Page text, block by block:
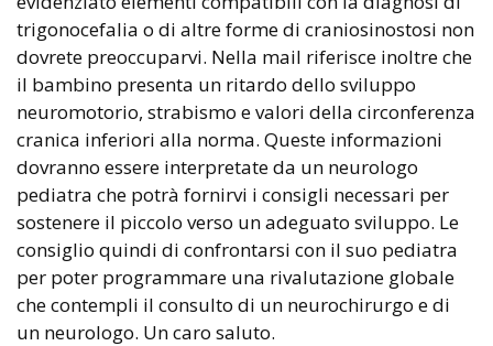
trigonocefalia o di altre forme di craniosinostosi non
dovrete preoccuparvi. Nella mail riferisce inoltre che
il bambino presenta un ritardo dello sviluppo
neuromotorio, strabismo e valori della circonferenza
cranica inferiori alla norma. Queste informazioni
dovranno essere interpretate da un neurologo
pediatra che potrà fornirvi i consigli necessari per
sostenere il piccolo verso un adeguato sviluppo. Le
consiglio quindi di confrontarsi con il suo pediatra
per poter programmare una rivalutazione globale
che contempli il consulto di un neurochirurgo e di
un neurologo. Un caro saluto.